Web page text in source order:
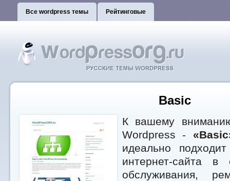
Все wordpress темы Рейтинговые
Basic
К вашему
Wordpress -
идеально
интернет-сайта в
обслуживания,